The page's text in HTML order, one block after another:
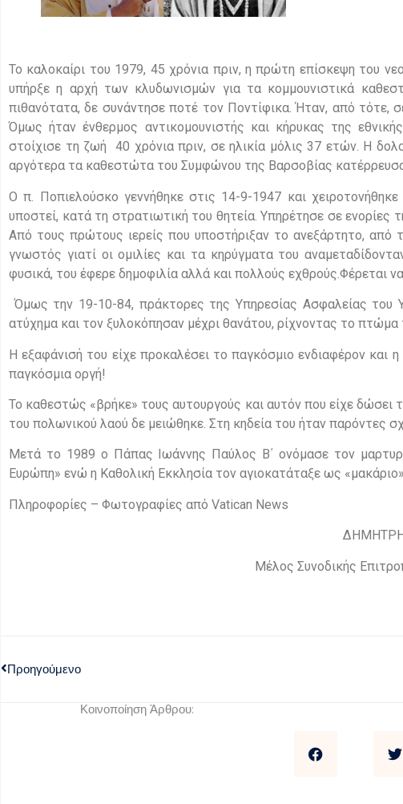
Το καλοκαίρι του 1979, 45 χρόνια πριν, η πρώτη επίσκεψη του
υπήρξε η αρχή των κλυδωνισμών για τα κομμουνιστικά
πιθανότατα, δε συνάντησε ποτέ τον Ποντίφικα. Ήταν, από τότε,
Όμως ήταν ένθερμος αντικομουνιστής και κήρυκας της
στοίχισε τη ζωή 40 χρόνια πριν, σε ηλικία μόλις 37 ετών. Η
αργότερα τα καθεστώτα του Συμφώνου της Βαρσοβίας
Ο π. Ποπιελούσκο γεννήθηκε στις 14-9-1947 και
υποστεί, κατά τη στρατιωτική του θητεία. Υπηρέτησε σε
Από τους πρώτους ιερείς που υποστήριξαν το ανεξάρτητο, από
γνωστός γιατί οι ομιλίες και τα κηρύγματα του
φυσικά, του έφερε δημοφιλία αλλά και πολλούς εχθρούς.Φέρεται
Όμως την 19-10-84, πράκτορες της Υπηρεσίας Ασφαλείας του
ατύχημα και τον ξυλοκόπησαν μέχρι θανάτου, ρίχνοντας το
Η εξαφάνισή του είχε προκαλέσει το παγκόσμιο ενδιαφέρον
παγκόσμια οργή!
Το καθεστώς «βρήκε» τους αυτουργούς και αυτόν που είχε
του πολωνικού λαού δε μειώθηκε. Στη κηδεία του ήταν παρόντες
Μετά το 1989 ο Πάπας Ιωάννης Παύλος Β΄ ονόμασε τον
Ευρώπη» ενώ η Καθολική Εκκλησία τον αγιοκατάταξε ως
Πληροφορίες – Φωτογραφίες από Vatican News
ΔΗΜΗΤΡΗΣ
Μέλος Συνοδικής
Προηγούμενο
Κοινοποίηση Άρθρου: